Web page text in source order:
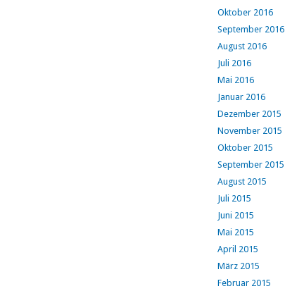
Oktober 2016
September 2016
August 2016
Juli 2016
Mai 2016
Januar 2016
Dezember 2015
November 2015
Oktober 2015
September 2015
August 2015
Juli 2015
Juni 2015
Mai 2015
April 2015
März 2015
Februar 2015